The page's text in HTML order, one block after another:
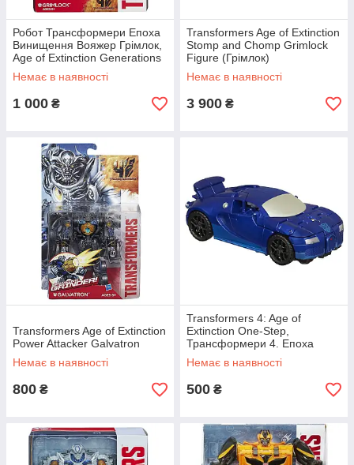
Робот Трансформери Епоха
Винищення Вояжер Грімлок,
Age of Extinction Generations
Voyager Grimlock
Немає в наявності
1 000 ₴
Transformers Age of Extinction
Stomp and Chomp Grimlock
Figure (Грімлок)
Немає в наявності
3 900 ₴
Transformers Age of Extinction
Power Attacker Galvatron
Немає в наявності
800 ₴
Transformers 4: Age of
Extinction One-Step,
Трансформери 4. Епоха
Винищення.
Немає в наявності
500 ₴